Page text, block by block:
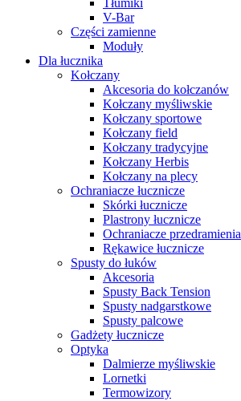
Tłumiki
V-Bar
Części zamienne
Moduły
Dla łucznika
Kołczany
Akcesoria do kołczanów
Kołczany myśliwskie
Kołczany sportowe
Kołczany field
Kołczany tradycyjne
Kołczany Herbis
Kołczany na plecy
Ochraniacze łucznicze
Skórki łucznicze
Plastrony łucznicze
Ochraniacze przedramienia
Rękawice łucznicze
Spusty do łuków
Akcesoria
Spusty Back Tension
Spusty nadgarstkowe
Spusty palcowe
Gadżety łucznicze
Optyka
Dalmierze myśliwskie
Lornetki
Termowizory